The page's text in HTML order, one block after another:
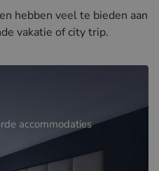
hebben veel te bieden aan
vakatie of city trip.
accommodaties